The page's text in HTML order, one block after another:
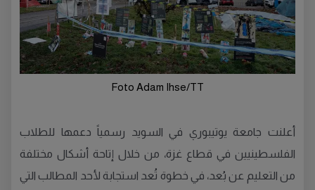
Foto Adam Ihse/TT
أعلنت جامعة يوتيبوري في السويد رسمياً دعمها للطلاب
الفلسطينيين في قطاع غزة، من خلال إتاحة أشكال مختلفة
من التعليم عن بُعد، في خطوة تُعد استجابة لأحد المطالب التي